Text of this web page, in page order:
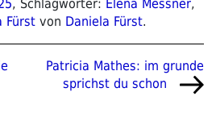
, Schlagwörter: Elena Messner,
Fürst von Daniela Fürst.
Nächster
Beitrag
Patricia Mathes: im grunde
sprichst du schon